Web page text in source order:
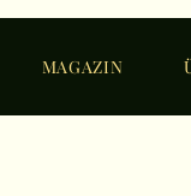
MAGAZIN